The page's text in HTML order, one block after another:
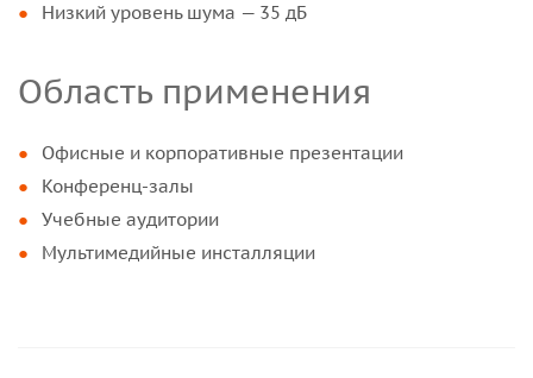
Низкий уровень шума — 35 дБ
Область применения
Офисные и корпоративные презентации
Конференц-залы
Учебные аудитории
Мультимедийные инсталляции